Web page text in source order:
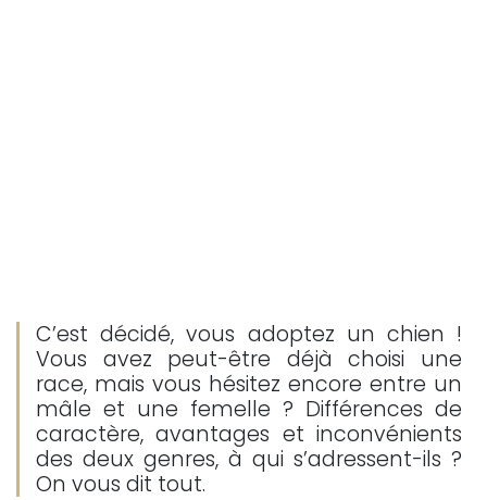
C’est décidé, vous adoptez un chien !
Vous avez peut-être déjà choisi une
race, mais vous hésitez encore entre un
mâle et une femelle ? Différences de
caractère, avantages et inconvénients
des deux genres, à qui s’adressent-ils ?
On vous dit tout.